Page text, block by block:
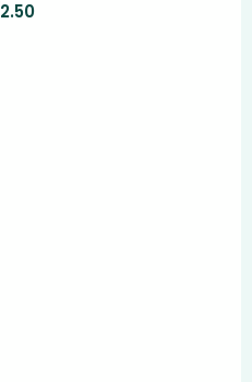
2.50